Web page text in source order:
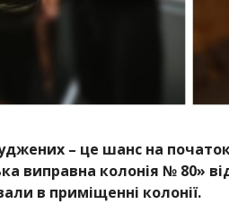
– це шанс на
виправна колонія № 80»
в приміщенні колонії.